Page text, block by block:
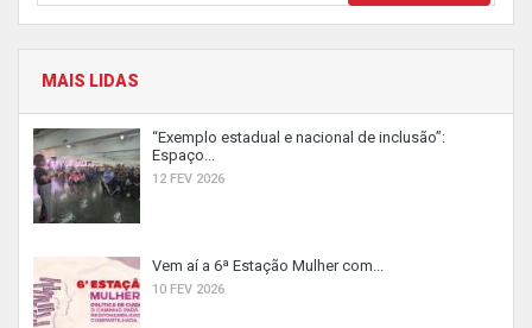
MAIS LIDAS
“Exemplo estadual e nacional de inclusão”:
Espaço...
12 FEV 2026
Vem aí a 6ª Estação Mulher com...
10 FEV 2026